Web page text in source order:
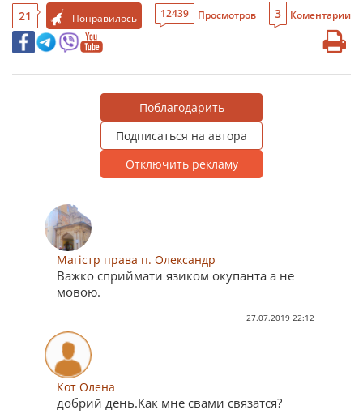
21 Понравилось 12439 Просмотров 3 Коментарии
Поблагодарить
Подписаться на автора
Отключить рекламу
Магістр права п. Олександр
Важко сприймати язиком окупанта а не
мовою.
27.07.2019 22:12
Кот Олена
добрий день.Как мне свами связатся?